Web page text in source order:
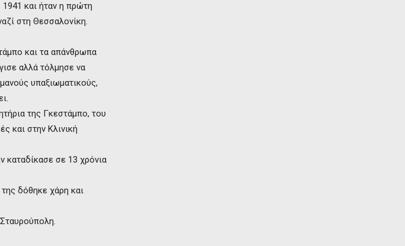
και ήταν η πρώτη
στη Θεσσαλονίκη.
και τα απάνθρωπα
αλλά τόλμησε να
υπαξιωματικούς,
της Γκεστάμπο, του
και στην Κλινική
καταδίκασε σε 13 χρόνια
δόθηκε χάρη και